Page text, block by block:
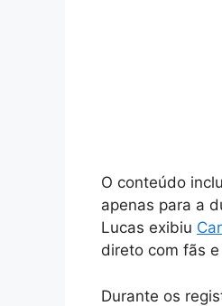
O conteúdo
apenas para a
Lucas exibiu
direto com fãs
Durante os